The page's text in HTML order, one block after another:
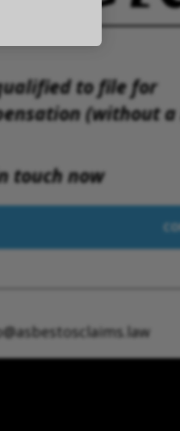
to file for
(without
touch now